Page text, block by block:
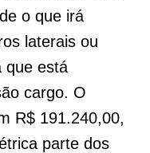
o que irá
laterais ou
que está
cargo. O
R$ 191.240,00,
parte dos